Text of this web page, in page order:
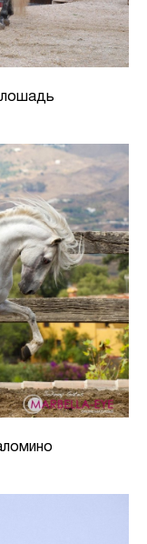
лошадь